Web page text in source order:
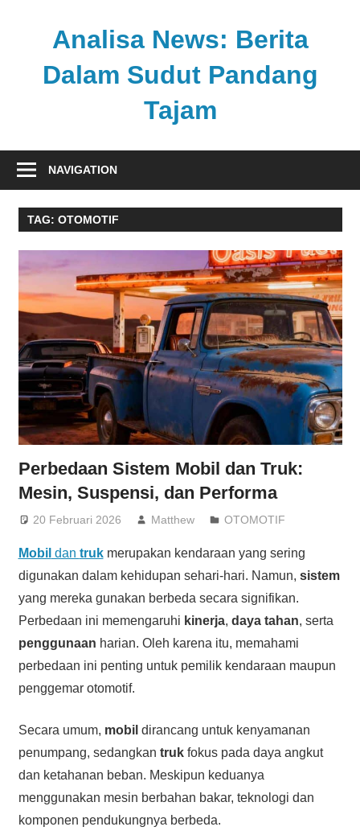
Analisa News: Berita
Dalam Sudut Pandang
Tajam
kritis
akurat
dari
politik,
dan
olahraga
NAVIGATION
TAG: OTOMOTIF
Perbedaan Sistem Mobil dan Truk:
Mesin, Suspensi, dan Performa
20 Februari 2026 Matthew OTOMOTIF
Mobil dan trukmerupakan kendaraan yang sering
digunakan dalam kehidupan sehari-hari. Namun, sistem
yang mereka gunakan berbeda secara signifikan.
Perbedaan ini memengaruhi kinerja, daya tahan, serta
penggunaan harian. Oleh karena itu, memahami
perbedaan ini penting untuk pemilik kendaraan maupun
penggemar otomotif.
Secara umum, mobil dirancang untuk kenyamanan
penumpang, sedangkan trukfokus pada daya angkut
dan ketahanan beban. Meskipun keduanya
menggunakan mesin berbahan bakar, teknologi dan
komponen pendukungnya berbeda.